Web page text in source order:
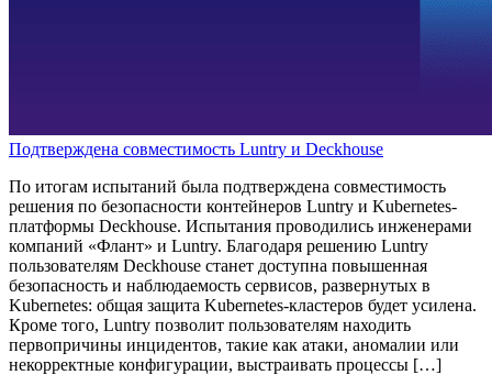
Подтверждена совместимость Luntry и Deckhouse
По итогам испытаний была подтверждена совместимость
решения по безопасности контейнеров Luntry и Kubernetes-
платформы Deckhouse. Испытания проводились инженерами
компаний «Флант» и Luntry. Благодаря решению Luntry
пользователям Deckhouse станет доступна повышенная
безопасность и наблюдаемость сервисов, развернутых в
Kubernetes: общая защита Kubernetes-кластеров будет усилена.
Кроме того, Luntry позволит пользователям находить
первопричины инцидентов, такие как атаки, аномалии или
некорректные конфигурации, выстраивать процессы […]